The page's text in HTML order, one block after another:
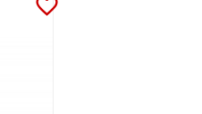
favorite_border